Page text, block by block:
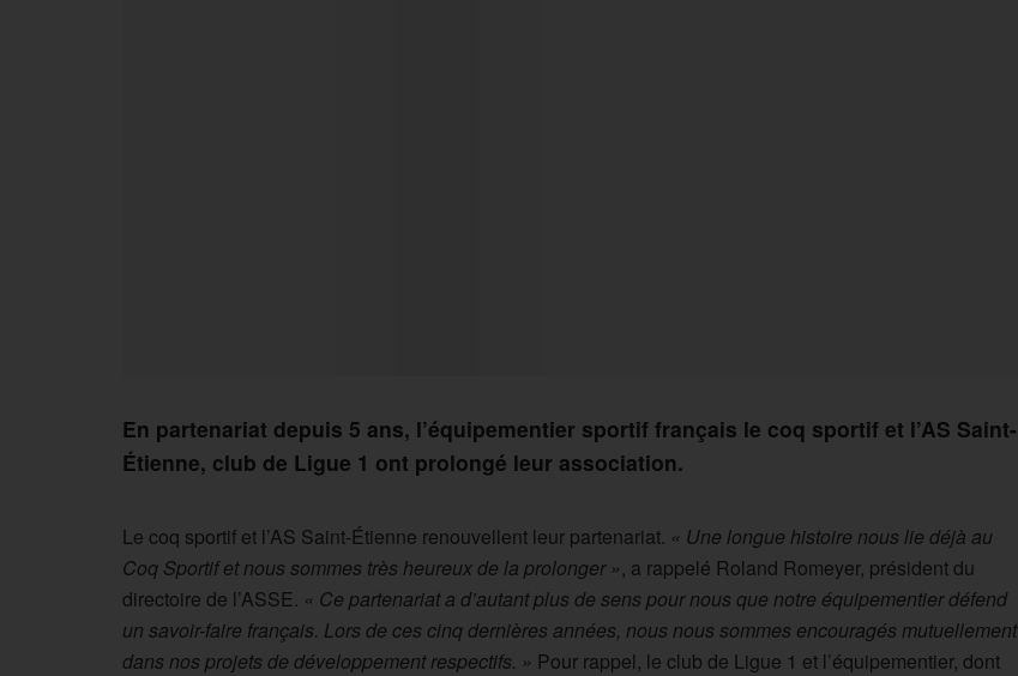
En partenariat depuis 5 ans, l’équipementier sportif français le coq sportif et l’AS Saint-
Étienne, club de Ligue 1 ont prolongé leur association.
Le coq sportif et l’AS Saint-Étienne renouvellent leur partenariat. « Une longue histoire nous lie déjà au
Coq Sportif et nous sommes très heureux de la prolonger », a rappelé Roland Romeyer, président du
directoire de l’ASSE. « Ce partenariat a d’autant plus de sens pour nous que notre équipementier défend
un savoir-faire français. Lors de ces cinq dernières années, nous nous sommes encouragés mutuellement
dans nos projets de développement respectifs. » Pour rappel, le club de Ligue 1 et l’équipementier, dont